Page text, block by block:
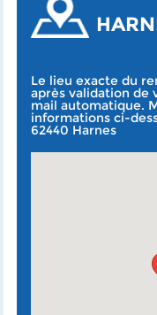
Le lieu exacte du
après validation de
mail automatique.
informations ci-
62440 Harnes